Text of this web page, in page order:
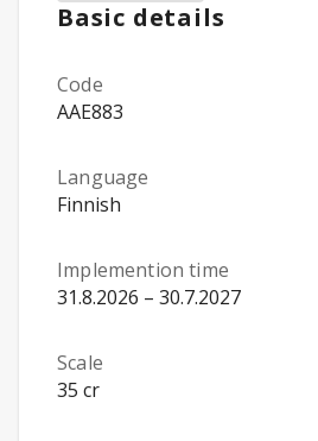
Basic details
Code
AAE883
Language
Finnish
Implemention time
31.8.2026 – 30.7.2027
Scale
35 cr